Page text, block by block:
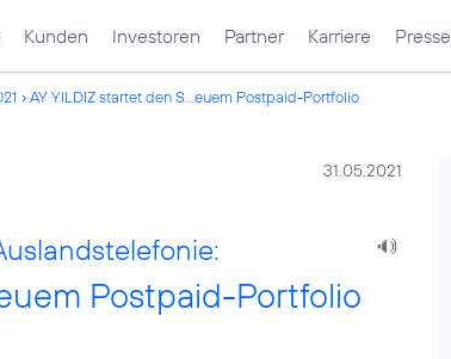
Kunden Investoren Partner Karriere Presse
AY YILDIZ startet den S...euem Postpaid-Portfolio
31.05.2021
Postpaid-Portfolio